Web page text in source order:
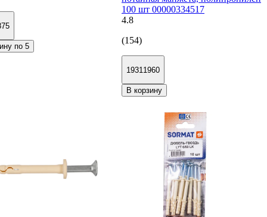
по 5
100 шт 00000334517
4.8
(154)
19311960
В корзину